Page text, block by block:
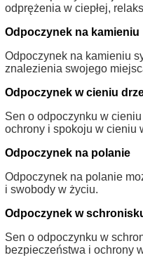
odprężenia w ciepłej,
Odpoczynek na kamieniu
Odpoczynek na kamieniu
znalezienia swojego
Odpoczynek w cieniu
Sen o odpoczynku w
ochrony i spokoju w cieniu
Odpoczynek na polanie
Odpoczynek na polanie
i swobody w życiu.
Odpoczynek w
Sen o odpoczynku w
bezpieczeństwa i ochrony